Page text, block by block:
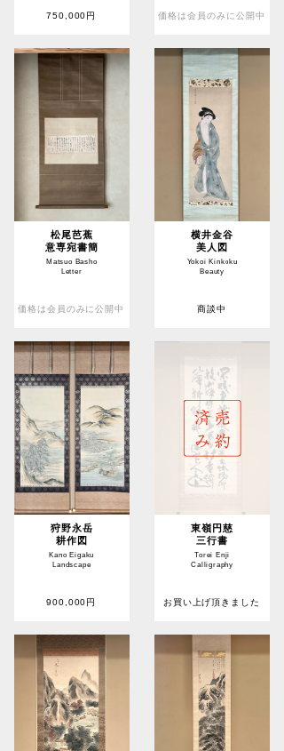
750,000円 価格は会員のみに公開中
松尾芭蕉
意専宛書簡
Matsuo Basho
Letter
価格は会員のみに公開中
横井金谷
美人図
Yokoi Kinkoku
Beauty
商談中
狩野永岳
耕作図
Kano Eigaku
Landscape
900,000円
東嶺円慈
三行書
Torei Enji
Calligraphy
お買い上げ頂きました